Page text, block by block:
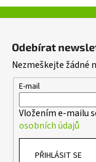
Odebírat
Nezmeškejte žádné
E-mail
Vložením e-mailu
osobních údajů
PŘIHLÁSIT SE